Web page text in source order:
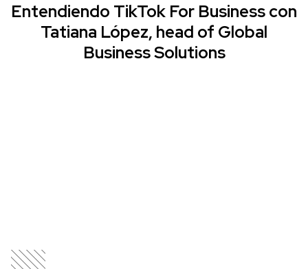
Entendiendo TikTok For Business con
Tatiana López, head of Global
Business Solutions